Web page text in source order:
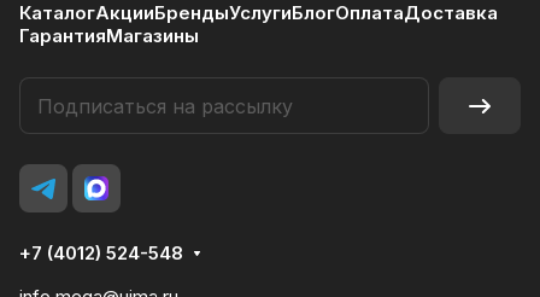
КаталогАкцииБрендыУслугиБлогОплатаДоставка
ГарантияМагазины
+7 (4012) 524-548